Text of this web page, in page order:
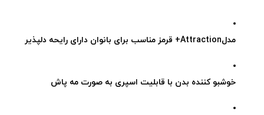
مدلAttraction+ قرمز مناسب برای بانوان دارای رایحه دلپذیر
خوشبو کننده بدن با قابلیت اسپری به صورت مه پاش